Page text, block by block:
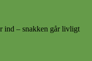
ind – snakken går livligt